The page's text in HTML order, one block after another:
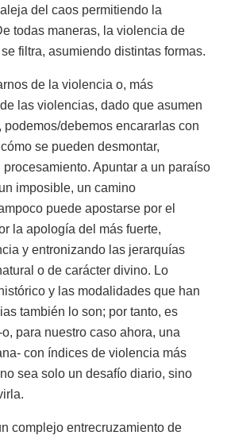
del caos permitiendo la
todas maneras, la violencia de
filtra, asumiendo distintas formas.
de la violencia o, más
las violencias, dado que asumen
podemos/debemos encararlas con
se pueden desmontar,
procesamiento. Apuntar a un paraíso
imposible, un camino
puede apostarse por el
la apología del más fuerte,
y entronizando las jerarquías
o de carácter divino. Lo
y las modalidades que han
también lo son; por tanto, es
para nuestro caso ahora, una
con índices de violencia más
sea solo un desafío diario, sino
complejo entrecruzamiento de